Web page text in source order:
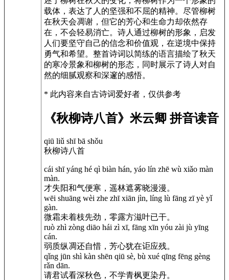
载体，表达了人的坚强和不屈的精神。尽管柳树
在秋天会凋谢，但它的芳心和生命力却依然存
在，不会轻易消亡。诗人通过柳树的形象，启发
人们要坚守自己的信念和价值观，在逆境中保持
勇气和希望。整首诗词以简练的语言描绘了秋天
的寒冷景象和柳树的形态，同时展示了诗人对自
然的细腻观察和深邃的感悟。
* 此内容来自古诗词爱好者，仅供参考
《秋柳诗八首》米云卿 拼音读音
qiū liǔ shī bā shǒu
秋柳诗八首
cái shī yáng hé qì biàn hán, yáo lín zhē wù xiǎo màn
màn.
才失阳和气便寒，遥林遮雾晓漫漫。
wēi shuāng wèi zhe zhī xiān jìn, líng lù fāng zī yè yǐ
gàn.
微霜未着枝先劲，零露方滋叶已干。
ruò zhì zòng diāo hái zì xī, fāng xīn yóu zài jù yīng
cán.
弱质纵凋还自惜，芳心犹在讵应残。
qǐng jūn shì kàn shēn qiū sè, bù xué qīng fēng gèng
rǎn dān.
请君试看深秋色，不学青枫更染丹。